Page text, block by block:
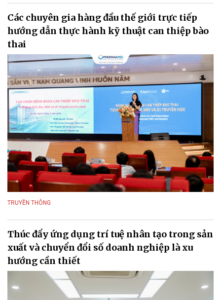
Các chuyên gia hàng đầu thế giới trực tiếp
hướng dẫn thực hành kỹ thuật can thiệp bào
thai
TRUYỀN THÔNG
Thúc đẩy ứng dụng trí tuệ nhân tạo trong sản
xuất và chuyển đổi số doanh nghiệp là xu
hướng cần thiết